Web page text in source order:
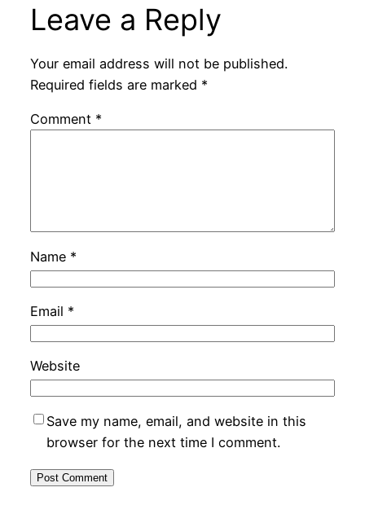
Leave a Reply
Your email address will not be published.
Required fields are marked *
Comment *
Name *
Email *
Website
Save my name, email, and website in this
browser for the next time I comment.